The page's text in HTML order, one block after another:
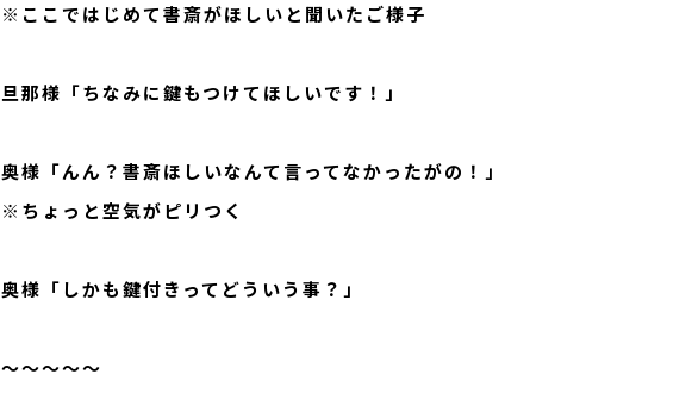
※ここではじめて書斎がほしいと聞いたご様子
旦那様「ちなみに鍵もつけてほしいです！」
奥様「んん？書斎ほしいなんて言ってなかったがの！」
※ちょっと空気がピリつく
奥様「しかも鍵付きってどういう事？」
～～～～～